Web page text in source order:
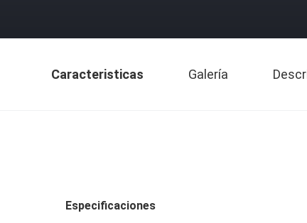
Caracteristicas Galería
Especificaciones